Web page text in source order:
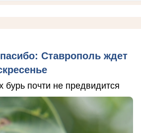
Ставрополь ждет
почти не предвидится